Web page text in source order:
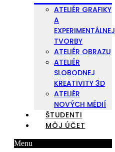
ATELIÉR GRAFIKY
A
EXPERIMENTÁLNEJ
TVORBY
ATELIÉR OBRAZU
ATELIÉR
SLOBODNEJ
KREATIVITY 3D
ATELIÉR
NOVÝCH MÉDIÍ
ŠTUDENTI
MÔJ ÚČET
Menu